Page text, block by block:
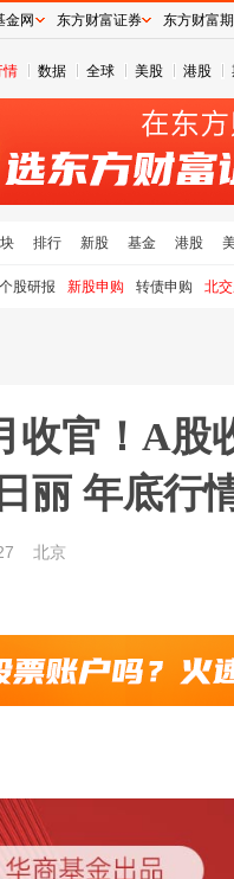
情 数据 全球 美股 港股
排行 新股 基金 港股
个股研报 新股申购 转债申购 北
收官！A股
丽 年底行
北京
金网 东方财富证券 东方财富